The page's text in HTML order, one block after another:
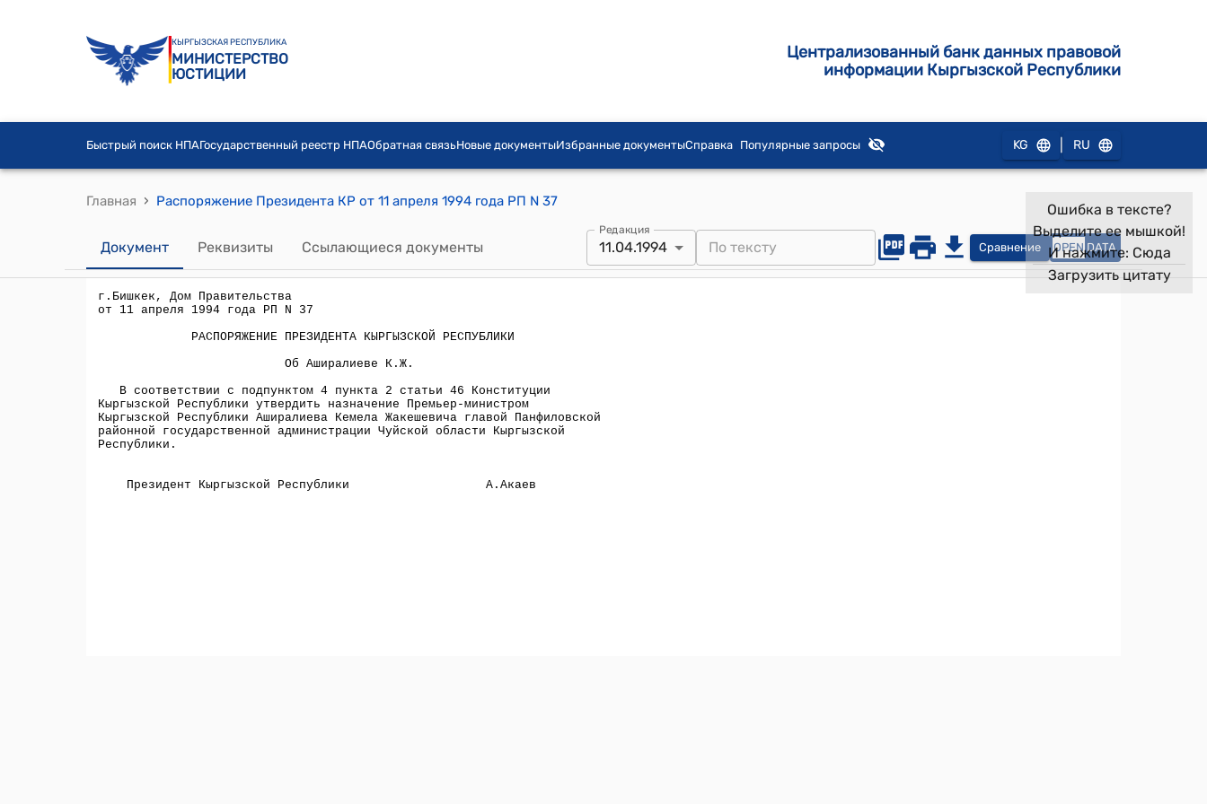
КЫРГЫЗСКАЯ РЕСПУБЛИКА
МИНИСТЕРСТВО
ЮСТИЦИИ
Централизованный банк данных правовой
информации Кыргызской Республики
Быстрый поиск НПАГосударственный реестр НПАОбратная связьНовые документыИзбранные документыСправка Популярные запросы KG RU
Главная › Распоряжение Президента КР от 11 апреля 1994 года РП N 37
Документ Реквизиты Ссылающиеся документы
Редакция
11.04.1994 Сравнение OPEN DATA
Ошибка в тексте?
Выделите ее мышкой!
И нажмите: Сюда
Загрузить цитату